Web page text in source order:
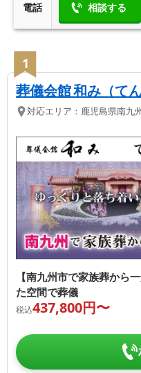
電話 相談する
1
葬儀会館 和み（て
対応エリア： 鹿児島県南九
【南九州市で家族葬から
た空間で葬儀
税込437,800円〜